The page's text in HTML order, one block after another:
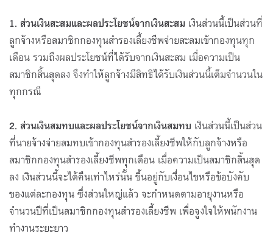
1. ส่วนเงินสะสมและผลประโยชน์จากเงินสะสม เงินส่วนนี้เป็นส่วนที่
ลูกจ้างหรือสมาชิกกองทุนสำรองเลี้ยงชีพจ่ายสะสมเข้ากองทุนทุก
เดือน รวมถึงผลประโยชน์ที่ได้รับจากเงินสะสม เมื่อความเป็น
สมาชิกสิ้นสุดลง จึงทำให้ลูกจ้างมีสิทธิได้รับเงินส่วนนี้เต็มจำนวนใน
ทุกกรณี
2. ส่วนเงินสมทบและผลประโยชน์จากเงินสมทบ เงินส่วนนี้เป็นส่วน
ที่นายจ้างจ่ายสมทบเข้ากองทุนสำรองเลี้ยงชีพให้กับลูกจ้างหรือ
สมาชิกกองทุนสำรองเลี้ยงชีพทุกเดือน เมื่อความเป็นสมาชิกสิ้นสุด
ลง เงินส่วนนี้จะได้คืนเท่าไหร่นั้น ขึ้นอยู่กับเงื่อนไขหรือข้อบังคับ
ของแต่ละกองทุน ซึ่งส่วนใหญ่แล้ว จะกำหนดตามอายุงานหรือ
จำนวนปีที่เป็นสมาชิกกองทุนสำรองเลี้ยงชีพ เพื่อจูงใจให้พนักงาน
ทำงานระยะยาว